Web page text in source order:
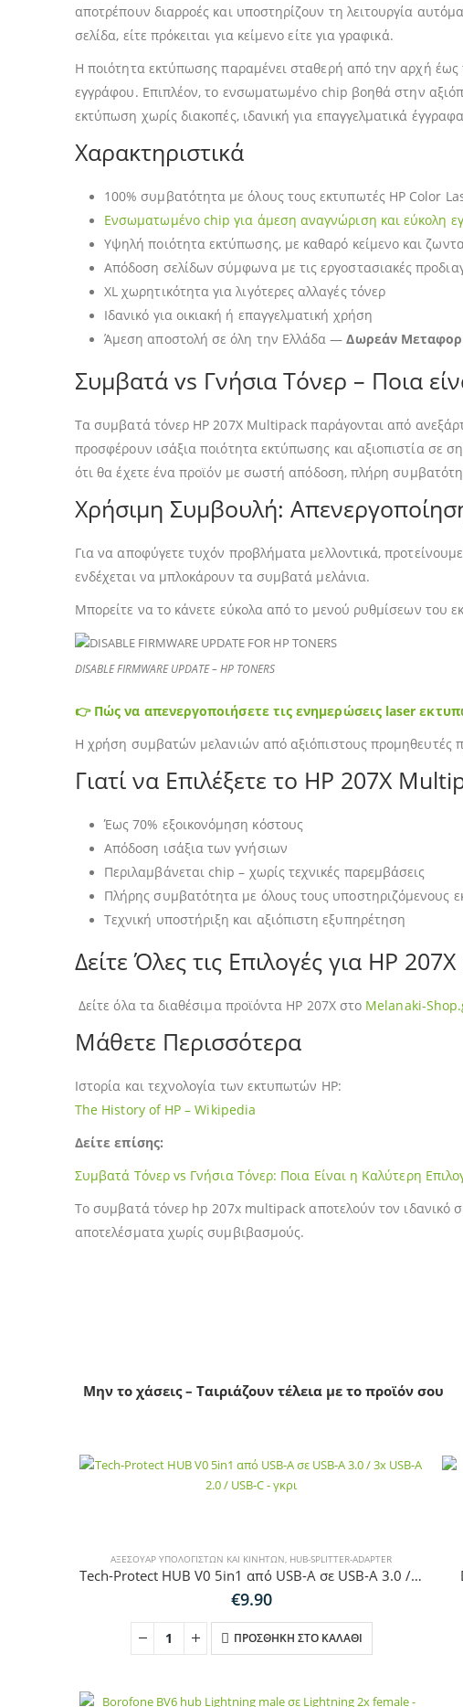
αποτρέπουν διαρροές και υποστηρίζουν τη λειτουργία
σελίδα, είτε πρόκειται για κείμενο είτε για γραφικά.
Η ποιότητα εκτύπωσης παραμένει σταθερή από την αρχή έως
εγγράφου. Επιπλέον, το ενσωματωμένο chip βοηθά στην
εκτύπωση χωρίς διακοπές, ιδανική για επαγγελματικά
Χαρακτηριστικά
100% συμβατότητα με όλους τους εκτυπωτές HP Color
Ενσωματωμένο chip για άμεση αναγνώριση και εύκολη
Υψηλή ποιότητα εκτύπωσης, με καθαρό κείμενο και
Απόδοση σελίδων σύμφωνα με τις εργοστασιακές
XL χωρητικότητα για λιγότερες αλλαγές τόνερ
Ιδανικό για οικιακή ή επαγγελματική χρήση
Άμεση αποστολή σε όλη την Ελλάδα —Δωρεάν
Συμβατά vs Γνήσια Τόνερ – Ποια
Τα συμβατά τόνερ HP 207X Multipack παράγονται από
προσφέρουν ισάξια ποιότητα εκτύπωσης και αξιοπιστία σε
ότι θα έχετε ένα προϊόν με σωστή απόδοση, πλήρη
Χρήσιμη Συμβουλή:
Για να αποφύγετε τυχόν προβλήματα μελλοντικά,
ενδέχεται να μπλοκάρουν τα συμβατά μελάνια.
Μπορείτε να το κάνετε εύκολα από το μενού ρυθμίσεων του
DISABLE FIRMWARE UPDATE – HP TONERS
👉 Πώς να απενεργοποιήσετε τις ενημερώσεις laser
Η χρήση συμβατών μελανιών από αξιόπιστους προμηθευτές
Γιατί να Επιλέξετε το HP 207X
Έως 70% εξοικονόμηση κόστους
Απόδοση ισάξια των γνήσιων
Περιλαμβάνεται chip – χωρίς τεχνικές παρεμβάσεις
Πλήρης συμβατότητα με όλους τους υποστηριζόμενους
Τεχνική υποστήριξη και αξιόπιστη εξυπηρέτηση
Δείτε Όλες τις Επιλογές για HP
Δείτε όλα τα διαθέσιμα προϊόντα HP 207X στο Melanaki-
Μάθετε Περισσότερα
Ιστορία και τεχνολογία των εκτυπωτών HP:
The History of HP – Wikipedia
Δείτε επίσης:
Συμβατά Τόνερ vs Γνήσια Τόνερ: Ποια Είναι η Καλύτερη
Το συμβατά τόνερ hp 207x multipack αποτελούν τον ιδανικό
αποτελέσματα χωρίς συμβιβασμούς.
Μην το χάσεις – Ταιριάζουν τέλεια με το προϊόν σου
ΑΞΕΣΟΥΆΡ ΥΠΟΛΟΓΙΣΤΏΝ ΚΑΙ ΚΙΝΗΤΏΝ HUB-SPLITTER-ADAPTER
Tech-Protect HUB V0 5in1 από USB-A σε USB-A 3.0 / 3x USB-A 2.0 / USB-C – γκρι
€9.90
ΠΡΟΣΘΉΚΗ ΣΤΟ ΚΑΛΆΘΙ